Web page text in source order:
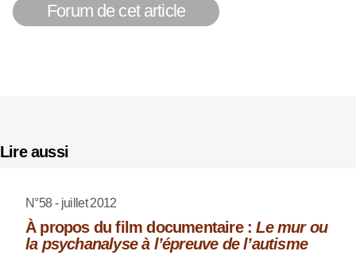
Forum de cet article
Lire aussi
N°58 - juillet 2012
À propos du film documentaire :Le mur ou
la psychanalyse à l’épreuve de l’autisme